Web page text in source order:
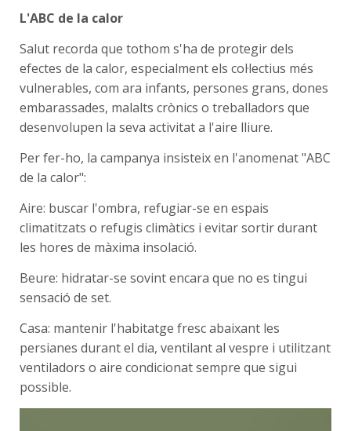
L'ABC de la calor
Salut recorda que tothom s'ha de protegir dels
efectes de la calor, especialment els col·lectius més
vulnerables, com ara infants, persones grans, dones
embarassades, malalts crònics o treballadors que
desenvolupen la seva activitat a l'aire lliure.
Per fer-ho, la campanya insisteix en l'anomenat "ABC
de la calor":
Aire: buscar l'ombra, refugiar-se en espais
climatitzats o refugis climàtics i evitar sortir durant
les hores de màxima insolació.
Beure: hidratar-se sovint encara que no es tingui
sensació de set.
Casa: mantenir l'habitatge fresc abaixant les
persianes durant el dia, ventilant al vespre i utilitzant
ventiladors o aire condicionat sempre que sigui
possible.